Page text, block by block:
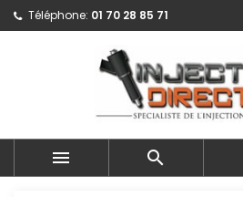
Téléphone: 01 70 28 85 71
 